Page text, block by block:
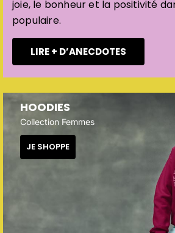
joie, le bonheur et la positivité
populaire.
LIRE + D’ANECDOTES
HOODIES
Collection Femmes
JE SHOPPE